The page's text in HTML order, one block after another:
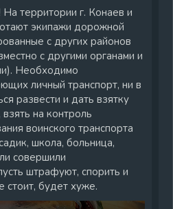
территории г. Конаев и
экипажи дорожной
с других районов
с другими органами и
Необходимо
личный транспорт, ни в
развести и дать взятку
на контроль
воинского транспорта
школа, больница,
совершили
штрафуют, спорить и
стоит, будет хуже.